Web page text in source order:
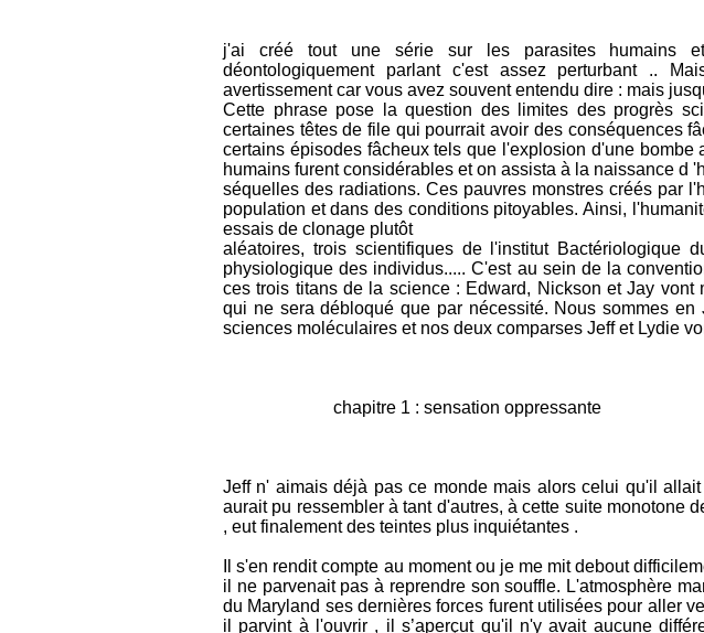
j'ai créé tout une série sur les parasites humains
déontologiquement parlant c'est assez perturbant ..
avertissement car vous avez souvent entendu dire : mais
Cette phrase pose la question des limites des progrès
certaines têtes de file qui pourrait avoir des conséquences
certains épisodes fâcheux tels que l'explosion d'une
humains furent considérables et on assista à la naissance d
séquelles des radiations. Ces pauvres monstres créés par
population et dans des conditions pitoyables. Ainsi,
essais de clonage plutôt
aléatoires, trois scientifiques de l'institut Bactériologique
physiologique des individus..... C'est au sein de la
ces trois titans de la science : Edward, Nickson et Jay
qui ne sera débloqué que par nécessité. Nous sommes
sciences moléculaires et nos deux comparses Jeff et Lydie
chapitre 1 : sensation oppressante
Jeff n' aimais déjà pas ce monde mais alors celui qu'il
aurait pu ressembler à tant d'autres, à cette suite monotone
, eut finalement des teintes plus inquiétantes .
Il s'en rendit compte au moment ou je me mit debout
il ne parvenait pas à reprendre son souffle. L'atmosphère
du Maryland ses dernières forces furent utilisées pour aller
il parvint à l'ouvrir , il s’aperçut qu'il n'y avait aucune